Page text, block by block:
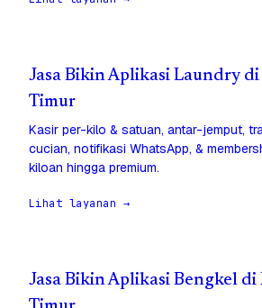
Jasa Bikin Aplikasi Laundry
Timur
Kasir per-kilo & satuan, antar-jemput,
cucian, notifikasi WhatsApp, &
kiloan hingga premium.
Lihat layanan →
Jasa Bikin Aplikasi Bengkel